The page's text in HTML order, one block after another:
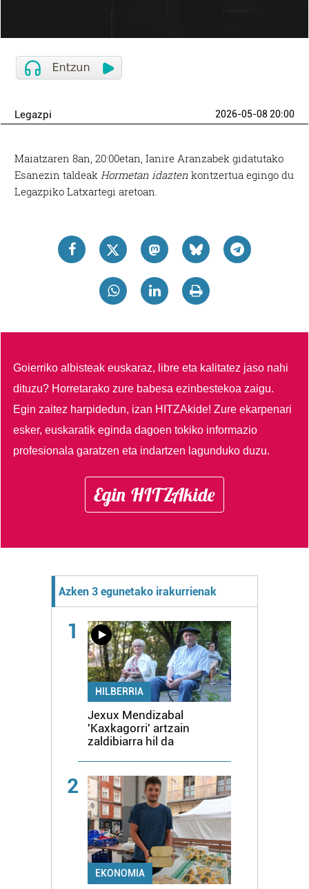
Legazpi 2026-05-08 20:00
Maiatzaren 8an, 20:00etan, Ianire Aranzabek gidatutako
Esanezin taldeak Hormetan idazten kontzertua egingo du
Legazpiko Latxartegi aretoan.
Goierriko albisteak euskaraz, libre eta kalitatez jaso nahi
dituzu? Horretarako zure babesa ezinbestekoa zaigu.
Egin zaitez harpidedun, izan HITZAkide!Zure ekarpenari
esker, euskaratik eginda dagoen tokiko informazio
profesionala garatzen eta indartzen lagunduko duzu.
Egin HITZAkide
Azken 3 egunetako irakurrienak
1
HILBERRIA
Jexux Mendizabal
'Kaxkagorri' artzain
zaldibiarra hil da
2
EKONOMIA